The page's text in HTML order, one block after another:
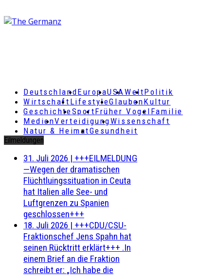
DeutschlandEuropaUSAWeltPolitik
Wirtschaft LifestyleGlaubenKultur
GeschichteSportFrüher Vogel Familie
MedienVerteidigungWissenschaft
Natur & HeimatGesundheit
Eilmeldungen
31. Juli 2026 | +++EILMELDUNG
—Wegen der dramatischen
Flüchtluingssituation in Ceuta
hat Italien alle See- und
Luftgrenzen zu Spanien
geschlossen+++
18. Juli 2026 | +++CDU/CSU-
Fraktionschef Jens Spahn hat
seinen Rücktritt erklärt+++ .In
einem Brief an die Fraktion
schreibt er: „Ich habe die